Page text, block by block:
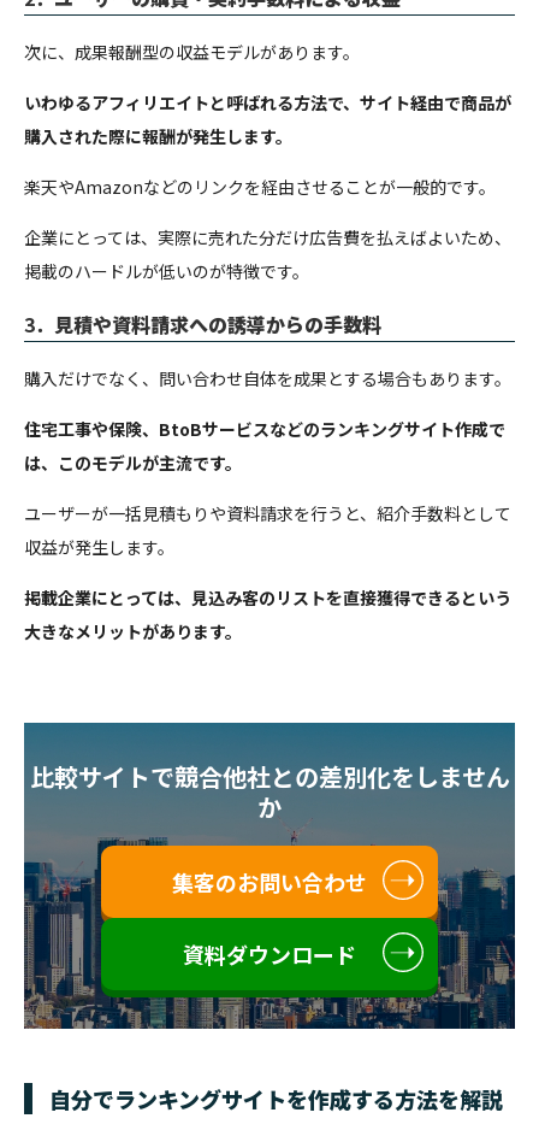
次に、成果報酬型の収益モデルがあります。
いわゆるアフィリエイトと呼ばれる方法で、サイト経由で商品が
購入された際に報酬が発生します。
楽天やAmazonなどのリンクを経由させることが一般的です。
企業にとっては、実際に売れた分だけ広告費を払えばよいため、
掲載のハードルが低いのが特徴です。
3． 見積や資料請求への誘導からの手数料
購入だけでなく、問い合わせ自体を成果とする場合もあります。
住宅工事や保険、BtoBサービスなどのランキングサイト作成で
は、このモデルが主流です。
ユーザーが一括見積もりや資料請求を行うと、紹介手数料として
収益が発生します。
掲載企業にとっては、見込み客のリストを直接獲得できるという
大きなメリットがあります。
比較サイトで競合他社との差別化をしません
か
集客のお問い合わせ
資料ダウンロード
自分でランキングサイトを作成する方法を解説